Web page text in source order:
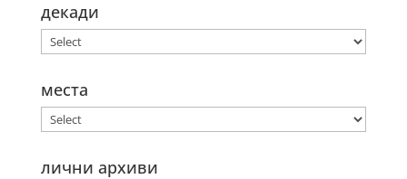
декади
места
лични архиви